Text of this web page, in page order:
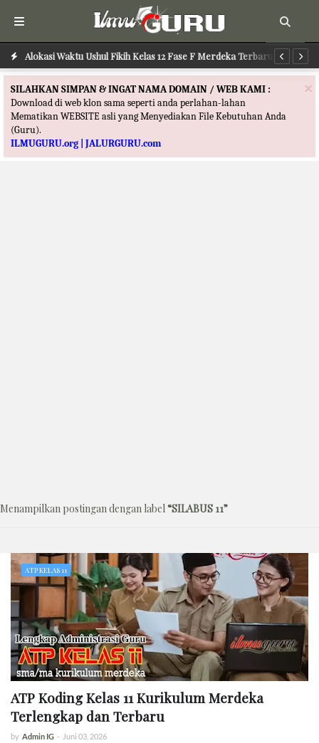
Alokasi Waktu Ilmu Tafsir Kelas 12 Fase F Merdeka Terbaru
×
SILAHKAN SIMPAN & INGAT NAMA DOMAIN / WEB KAMI :
Download di web klon sama seperti anda perlahan-lahan
Mematikan WEBSITE asli yang Menyediakan File Kebutuhan Anda
(Guru).
ILMUGURU.org | JALURGURU.com
Menampilkan postingan dengan label SILABUS 11
ATP KELAS 11
ATP Koding Kelas 11 Kurikulum Merdeka
Terlengkap dan Terbaru
by Admin IG - Juni 03, 2026